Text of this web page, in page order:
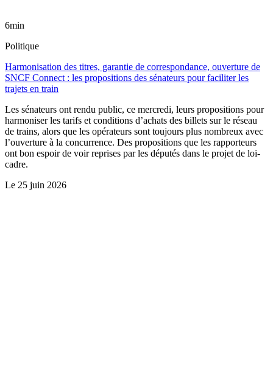
6min
Politique
Harmonisation des titres, garantie de correspondance, ouverture de
SNCF Connect : les propositions des sénateurs pour faciliter les
trajets en train
Les sénateurs ont rendu public, ce mercredi, leurs propositions pour
harmoniser les tarifs et conditions d’achats des billets sur le réseau
de trains, alors que les opérateurs sont toujours plus nombreux avec
l’ouverture à la concurrence. Des propositions que les rapporteurs
ont bon espoir de voir reprises par les députés dans le projet de loi-
cadre.
Le 25 juin 2026